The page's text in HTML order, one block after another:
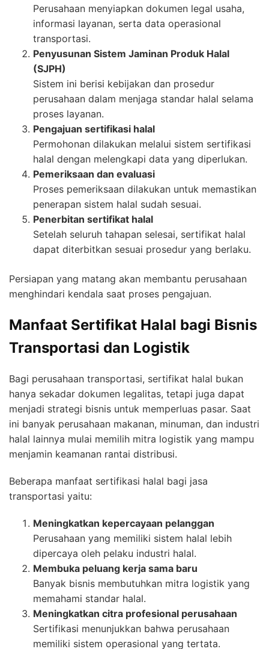
Perusahaan menyiapkan dokumen legal usaha,
informasi layanan, serta data operasional
transportasi.
Penyusunan Sistem Jaminan Produk Halal
(SJPH)
Sistem ini berisi kebijakan dan prosedur
perusahaan dalam menjaga standar halal selama
proses layanan.
Pengajuan sertifikasi halal
Permohonan dilakukan melalui sistem sertifikasi
halal dengan melengkapi data yang diperlukan.
Pemeriksaan dan evaluasi
Proses pemeriksaan dilakukan untuk memastikan
penerapan sistem halal sudah sesuai.
Penerbitan sertifikat halal
Setelah seluruh tahapan selesai, sertifikat halal
dapat diterbitkan sesuai prosedur yang berlaku.
Persiapan yang matang akan membantu perusahaan
menghindari kendala saat proses pengajuan.
Manfaat Sertifikat Halal bagi Bisnis
Transportasi dan Logistik
Bagi perusahaan transportasi, sertifikat halal bukan
hanya sekadar dokumen legalitas, tetapi juga dapat
menjadi strategi bisnis untuk memperluas pasar. Saat
ini banyak perusahaan makanan, minuman, dan industri
halal lainnya mulai memilih mitra logistik yang mampu
menjamin keamanan rantai distribusi.
Beberapa manfaat sertifikasi halal bagi jasa
transportasi yaitu:
Meningkatkan kepercayaan pelanggan
Perusahaan yang memiliki sistem halal lebih
dipercaya oleh pelaku industri halal.
Membuka peluang kerja sama baru
Banyak bisnis membutuhkan mitra logistik yang
memahami standar halal.
Meningkatkan citra profesional perusahaan
Sertifikasi menunjukkan bahwa perusahaan
memiliki sistem operasional yang tertata.